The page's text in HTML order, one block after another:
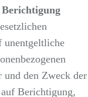
unentgeltliche
und den Zweck der
Berichtigung,